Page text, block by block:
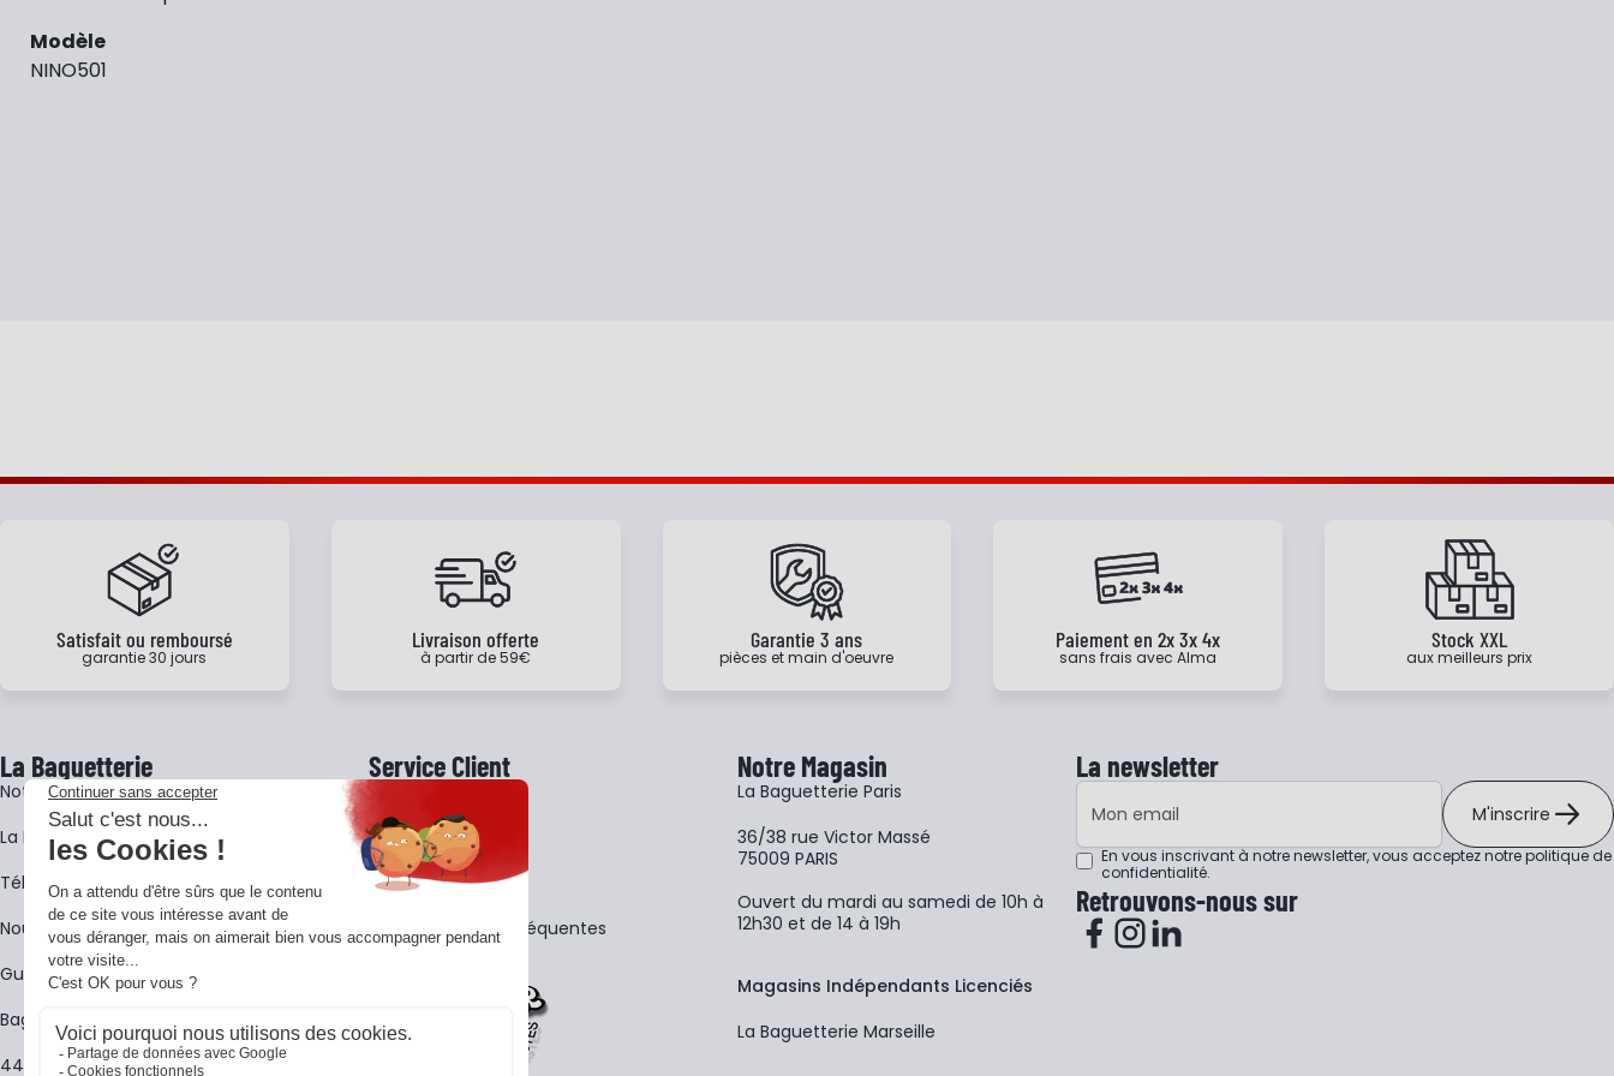
Modèle
NINO501
Satisfait ou remboursé
garantie 30 jours
Livraison offerte
à partir de 59€
Garantie 3 ans
pièces et main d'oeuvre
Paiement en 2x 3x 4x
sans frais avec Alma
Stock XXL
aux meilleurs prix
La Baguetterie
Notre histoire
La BagShow
​Télécharger le catalogue
Nous contacter
Guides La Baguetterie
Baguetterie Shop Online
44 ans de rencontres
Service Client
Garantie 3 ans
CGV
FAQ - Questions Fréquentes
Notre Magasin
La Baguetterie Paris
36/38 rue Victor Massé
75009 PARIS
Ouvert du mardi au samedi de 10h à
12h30 et de 14 à 19h
Magasins Indépendants Licenciés
La Baguetterie Marseille
La newsletter
Adresse e-mail
M'inscrire
En vous inscrivant à notre newsletter, vous acceptez notrepolitique de
confidentialité.
Retrouvons-nous sur